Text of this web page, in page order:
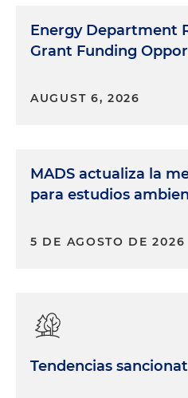
Energy Department
Grant Funding
AUGUST 6, 2026
MADS actualiza la
para estudios
5 DE AGOSTO DE 2026
Tendencias